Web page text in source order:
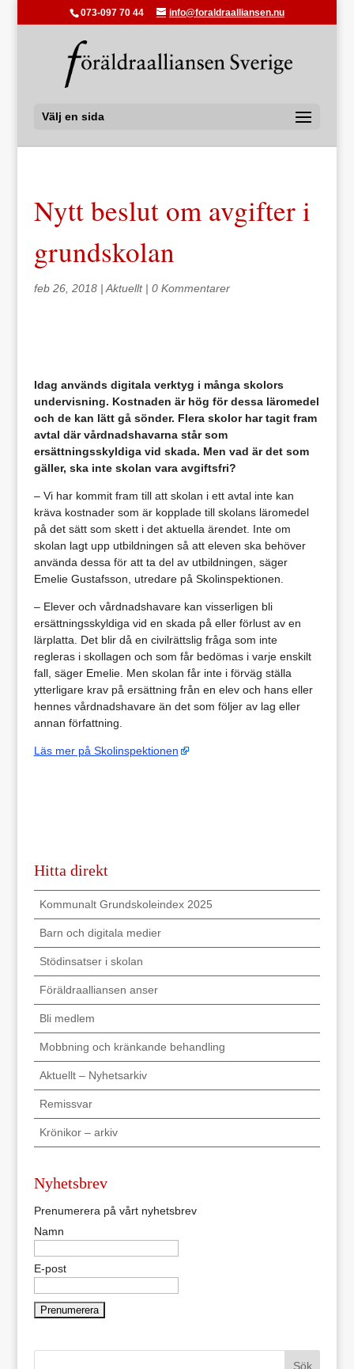
073-097 70 44 info@foraldraalliansen.nu
Välj en sida
Nytt beslut om avgifter i
grundskolan
feb 26, 2018| Aktuellt| 0 Kommentarer
Idag används digitala verktyg i många skolors
undervisning. Kostnaden är hög för dessa läromedel
och de kan lätt gå sönder. Flera skolor har tagit fram
avtal där vårdnadshavarna står som
ersättningsskyldiga vid skada. Men vad är det som
gäller, ska inte skolan vara avgiftsfri?
– Vi har kommit fram till att skolan i ett avtal inte kan
kräva kostnader som är kopplade till skolans läromedel
på det sätt som skett i det aktuella ärendet. Inte om
skolan lagt upp utbildningen så att eleven ska behöver
använda dessa för att ta del av utbildningen, säger
Emelie Gustafsson, utredare på Skolinspektionen.
– Elever och vårdnadshavare kan visserligen bli
ersättningsskyldiga vid en skada på eller förlust av en
lärplatta. Det blir då en civilrättslig fråga som inte
regleras i skollagen och som får bedömas i varje enskilt
fall, säger Emelie. Men skolan får inte i förväg ställa
ytterligare krav på ersättning från en elev och hans eller
hennes vårdnadshavare än det som följer av lag eller
annan författning.
Läs mer på Skolinspektionen
Hitta direkt
Kommunalt Grundskoleindex 2025
Barn och digitala medier
Stödinsatser i skolan
Föräldraalliansen anser
Bli medlem
Mobbning och kränkande behandling
Aktuellt – Nyhetsarkiv
Remissvar
Krönikor – arkiv
Nyhetsbrev
Prenumerera på vårt nyhetsbrev
Namn
E-post